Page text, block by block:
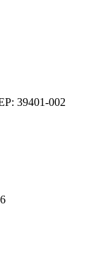
39401-002